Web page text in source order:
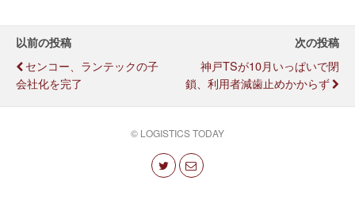
以前の投稿
センコー、ランテックの子
会社化を完了
次の投稿
神戸TSが10月いっぱいで閉
鎖、利用者減歯止めかからず
© LOGISTICS TODAY